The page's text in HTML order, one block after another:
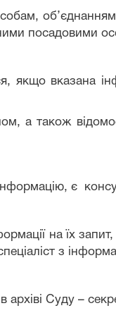
посадовими
якщо вказана
а також
є
на їх
з
архіві Суду –